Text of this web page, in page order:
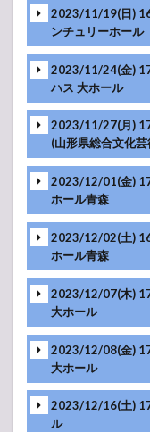
-アンコール-
MC
MC
-アンコール-
MC
MC
-アンコール-
MC
MC
-アンコール-
MC
MC
-アンコール-
MC
MC
MC
-アンコール-
MC
MC
MC
MC
-アンコール-
MC
MC
MC
MC
-アンコール-
MC
MC
MC
MC
MC
MC
MC
2023/11/19(日)
ンチュリーホール
MC
MC
MC
2023/11/24(金)
ハス 大ホール
MC
MC
MC
2023/11/27(月)
(山形県総合文化芸
MC
MC
2023/12/01(金)
ホール青森
MC
MC
2023/12/02(土)
ホール青森
MC
2023/12/07(木)
大ホール
2023/12/08(金)
大ホール
2023/12/16(土)
ル